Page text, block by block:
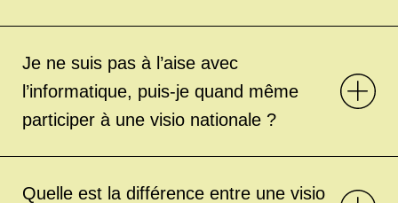
Je ne suis pas à l’aise avec
l’informatique, puis-je quand même
participer à une visio nationale ?
Quelle est la différence entre une visio